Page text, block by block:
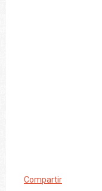
Compartir